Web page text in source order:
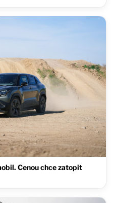
Cenou chce zatopit